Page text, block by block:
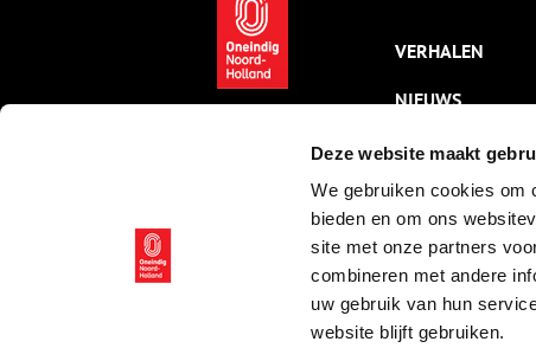
Deze website maakt
We gebruiken cookies om
bieden en om ons
site met onze partners
combineren met andere
uw gebruik van hun
website blijft gebruiken.
VERHALEN
NIEUWS
KALENDER
THEMA’S
ACTIVITEITEN
VIDEO’S